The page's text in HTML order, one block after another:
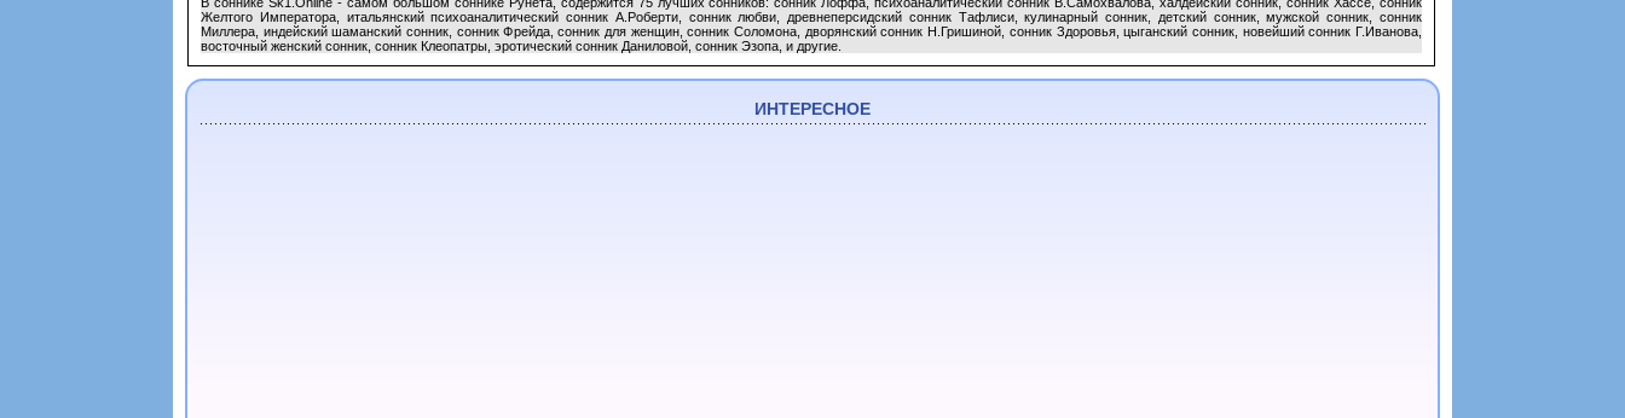
В соннике Sk1.Online - самом большом соннике Рунета, содержится 75 лучших сонников: сонник Лоффа, психоаналитический сонник В.Самохвалова, халдейский сонник, сонник Хассе, сонник
Желтого Императора, итальянский психоаналитический сонник А.Роберти, сонник любви, древнеперсидский сонник Тафлиси, кулинарный сонник, детский сонник, мужской сонник, сонник
Миллера, индейский шаманский сонник, сонник Фрейда, сонник для женщин, сонник Соломона, дворянский сонник Н.Гришиной, сонник Здоровья, цыганский сонник, новейший сонник Г.Иванова,
восточный женский сонник, сонник Клеопатры, эротический сонник Даниловой, сонник Эзопа, и другие.
ИНТЕРЕСНОЕ